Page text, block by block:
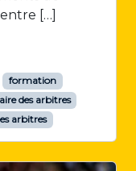
[…]
formation
des arbitres
arbitres